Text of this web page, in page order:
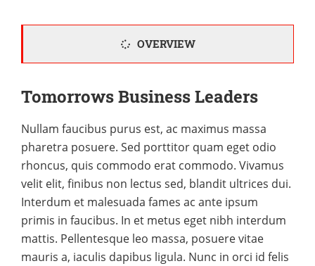
OVERVIEW
Tomorrows Business Leaders
Nullam faucibus purus est, ac maximus massa
pharetra posuere. Sed porttitor quam eget odio
rhoncus, quis commodo erat commodo. Vivamus
velit elit, finibus non lectus sed, blandit ultrices dui.
Interdum et malesuada fames ac ante ipsum
primis in faucibus. In et metus eget nibh interdum
mattis. Pellentesque leo massa, posuere vitae
mauris a, iaculis dapibus ligula. Nunc in orci id felis